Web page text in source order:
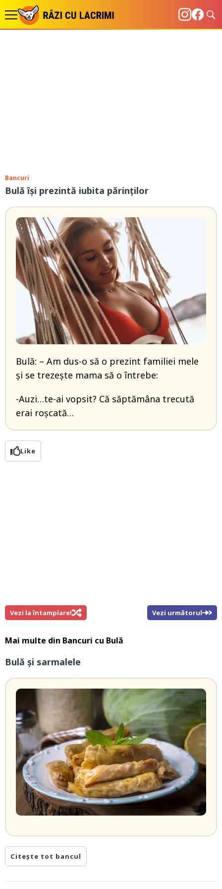
Bancuri
Bulă își prezintă iubita părinților
Bulă: – Am dus-o să o prezint familiei mele
și se trezește mama să o întrebe:
-Auzi…te-ai vopsit? Că săptămâna trecută
erai roșcată…
Like
Vezi la întamplare! Vezi următorul
Mai multe din Bancuri cu Bulă
Bulă și sarmalele
Citește tot bancul